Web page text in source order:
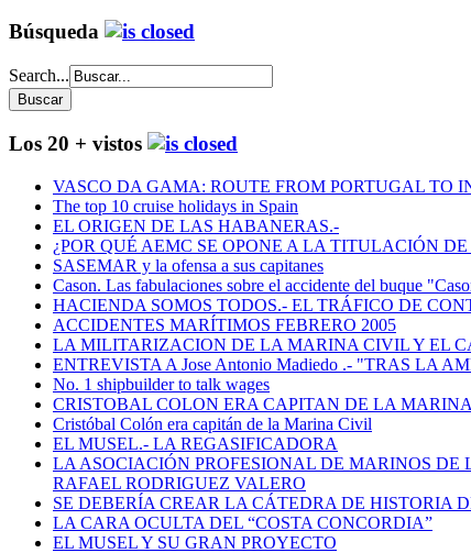
Búsqueda
Search...
Los 20 + vistos
VASCO DA GAMA: ROUTE FROM PORTUGAL TO
The top 10 cruise holidays in Spain
EL ORIGEN DE LAS HABANERAS.-
¿POR QUÉ AEMC SE OPONE A LA TITULACIÓN
SASEMAR y la ofensa a sus capitanes
Cason. Las fabulaciones sobre el accidente del buque
HACIENDA SOMOS TODOS.- EL TRÁFICO DE
ACCIDENTES MARÍTIMOS FEBRERO 2005
LA MILITARIZACION DE LA MARINA CIVIL Y EL
ENTREVISTA A Jose Antonio Madiedo .- "TRAS LA
No. 1 shipbuilder to talk wages
CRISTOBAL COLON ERA CAPITAN DE LA
Cristóbal Colón era capitán de la Marina Civil
EL MUSEL.- LA REGASIFICADORA
LA ASOCIACIÓN PROFESIONAL DE MARINOS
RAFAEL RODRIGUEZ VALERO
SE DEBERÍA CREAR LA CÁTEDRA DE HISTORIA
LA CARA OCULTA DEL “COSTA CONCORDIA”
EL MUSEL Y SU GRAN PROYECTO